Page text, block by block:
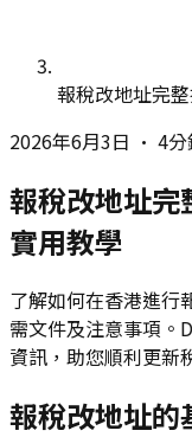
報稅改地址完
2026年6月3日 • 4
報稅改地址
實用教學
了解如何在香港進行
需文件及注意事項。
資訊，助您順利更新
報稅改地址的